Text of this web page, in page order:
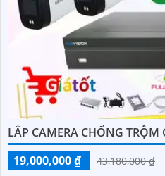
LẮP CAMERA CHỐNG TRỘM
19,000,000 ₫
43,180,000 ₫